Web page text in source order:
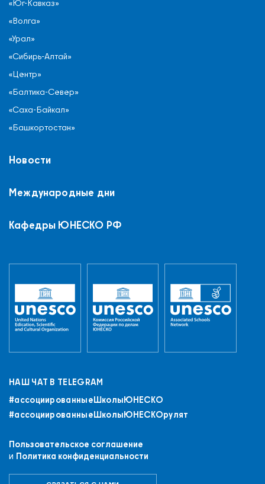
«Волга»
«Урал»
«Сибирь-Алтай»
«Центр»
«Балтика-Север»
«Саха-Байкал»
«Башкортостан»
Новости
Международные дни
Кафедры ЮНЕСКО РФ
НАШ ЧАТ В TELEGRAM
#ассоциированныеШколыЮНЕСКO
#ассоциированныеШколыЮНЕСКОрулят
Пользовательское соглашение
и Политика конфиденциальности